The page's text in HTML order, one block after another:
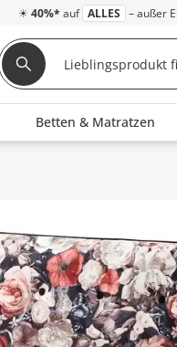
☀ 40%* auf ALLES – außer
Betten & Matratzen